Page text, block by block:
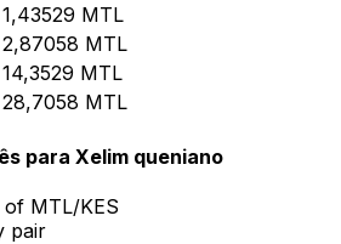
1,43529 MTL
2,87058 MTL
14,3529 MTL
28,7058 MTL
para Xelim queniano
MTL/KES
pair